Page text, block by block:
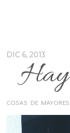
DIC 6, 2013
Hay
COSAS DE MAYORES